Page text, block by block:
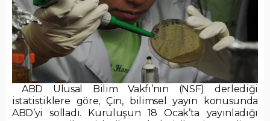
ABD Ulusal Bilim Vakfı’nın (NSF) derlediği
istatistiklere göre, Çin, bilimsel yayın konusunda
ABD’yi solladı. Kuruluşun 18 Ocak’ta yayınladığı